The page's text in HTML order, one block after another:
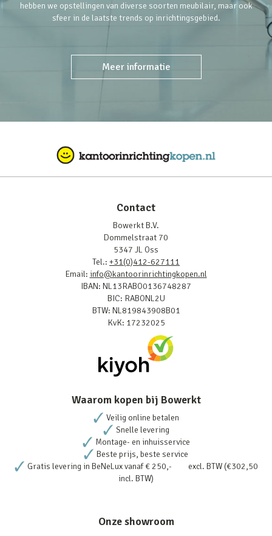
hebben we opstellingen van diverse soorten meubilair, maar ook
sfeer in de laatste trends op inrichtingsgebied.
Meer informatie
Contact
Bowerkt B.V.
Dommelstraat 70
5347 JL Oss
Tel.: +31(0)412-627111
Email: info@kantoorinrichtingkopen.nl
IBAN: NL13RABO0136748287
BIC: RABONL2U
BTW: NL819843908B01
KvK: 17232025
Waarom kopen bij Bowerkt
Veilig online betalen
Snelle levering
Montage- en inhuisservice
Beste prijs, beste service
Gratis levering in BeNeLux vanaf € 250,- excl. BTW (€302,50
incl. BTW)
Onze showroom